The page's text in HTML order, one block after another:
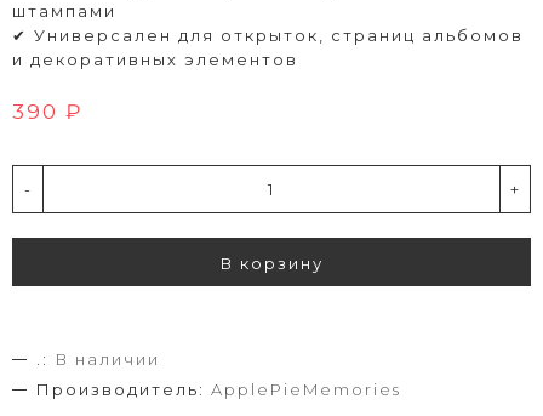
штампами
✔ Универсален для открыток, страниц альбомов
и декоративных элементов
390 ₽
- +
В корзину
.:
В наличии
Производитель: ApplePieMemories